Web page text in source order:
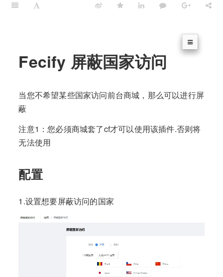
Fecify 屏蔽国家访问
当您不希望某些国家访问前台商城，那么可以进行屏
蔽
注意1：您必须商城套了cf才可以使用该插件.否则将
无法使用
配置
1.设置想要屏蔽访问的国家